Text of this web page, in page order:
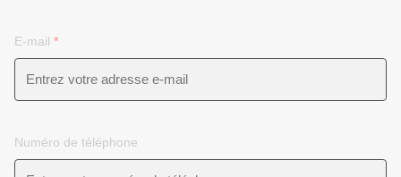
E-mail *
Numéro de téléphone